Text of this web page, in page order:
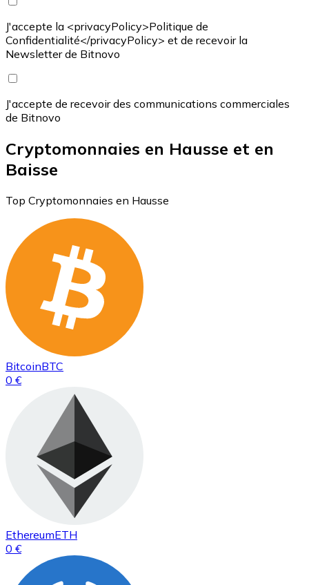
J'accepte la <privacyPolicy>Politique de
Confidentialité</privacyPolicy> et de recevoir la
Newsletter de Bitnovo
J'accepte de recevoir des communications commerciales
de Bitnovo
Cryptomonnaies en Hausse et en
Baisse
Top Cryptomonnaies en Hausse
BitcoinBTC
0 €
EthereumETH
0 €